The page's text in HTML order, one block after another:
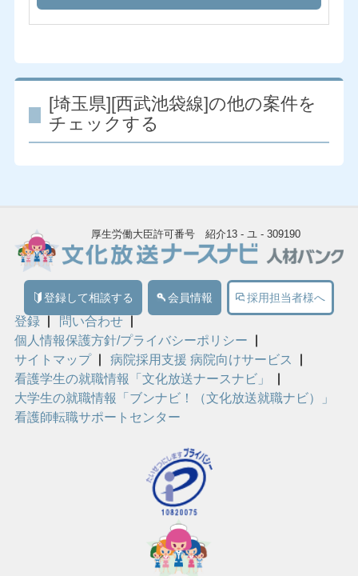
[埼玉県][西武池袋線]の他の案件を
チェックする
厚生労働大臣許可番号 紹介13 - ユ - 309190
登録して相談する 会員情報 採用担当者様へ
登録
問い合わせ
個人情報保護方針/プライバシーポリシー
サイトマップ
病院採用支援 病院向けサービス
看護学生の就職情報「文化放送ナースナビ」
大学生の就職情報「ブンナビ！（文化放送就職ナビ）」
看護師転職サポートセンター